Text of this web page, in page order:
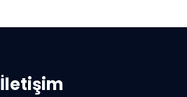
İletişim